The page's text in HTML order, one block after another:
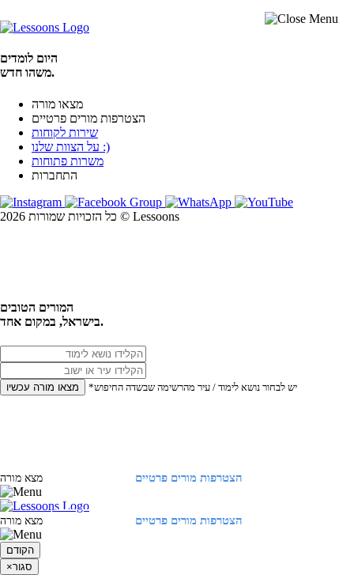
היום לומדים
משהו חדש.
מצאו מורה
הצטרפות מורים פרטיים
שירות לקוחות
על הצוות שלנו :)
משרות פתוחות
התחברות
כל הזכויות שמורות 2026 © Lessoons
המורים הטובים
בישראל, במקום אחד.
מצאו מורה עכשיו *יש לבחור נושא לימוד / עיר מהרשימה שבשדה החיפוש
הצטרפות מורים פרטיים מצא מורה
הצטרפות מורים פרטיים מצא מורה
הקודם
×סגור